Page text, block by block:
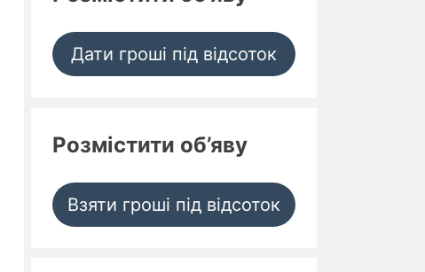
Дати гроші під відсоток
Розмістити об’яву
Взяти гроші під відсоток